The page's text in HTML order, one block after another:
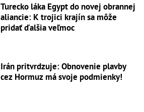
Turecko láka Egypt do novej obrannej
aliancie: K trojici krajín sa môže
pridať ďalšia veľmoc
Irán pritvrdzuje: Obnovenie plavby
cez Hormuz má svoje podmienky!